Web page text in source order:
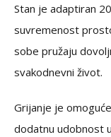
Stan je adaptiran
suvremenost
sobe pružaju
svakodnevni život.
Grijanje je
dodatnu udobnost